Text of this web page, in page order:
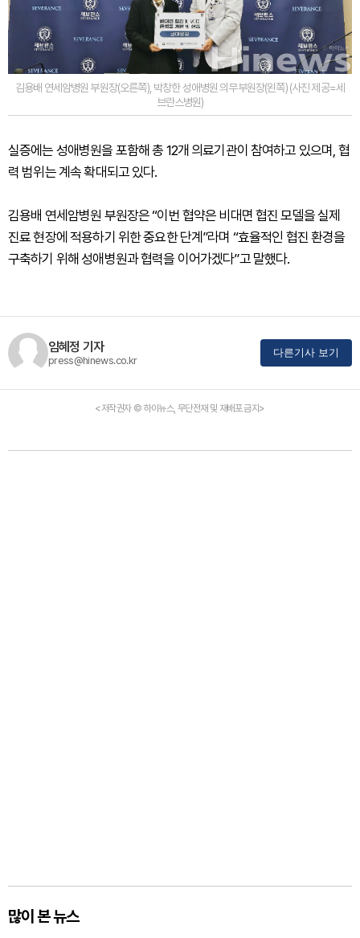
김용배 연세암병원 부원장(오른쪽), 박창한 성애병원 의무부원장(왼쪽) (사진 제공=세
브란스병원)
실증에는 성애병원을 포함해 총 12개 의료기관이 참여하고 있으며, 협
력 범위는 계속 확대되고 있다.
김용배 연세암병원 부원장은 “이번 협약은 비대면 협진 모델을 실제
진료 현장에 적용하기 위한 중요한 단계”라며 “효율적인 협진 환경을
구축하기 위해 성애병원과 협력을 이어가겠다”고 말했다.
임혜정 기자
press@hinews.co.kr
다른기사 보기
<저작권자 © 하이뉴스, 무단전재 및 재배포 금지>
많이 본 뉴스